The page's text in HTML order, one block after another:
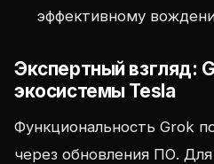
эффективному
Экспертный взгляд:
экосистемы Tesla
Функциональность Grok
через обновления ПО.